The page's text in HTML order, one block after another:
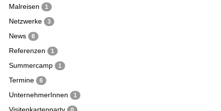
Malreisen 1
Netzwerke 3
News 8
Referenzen 1
Summercamp 1
Termine 6
UnternehmerInnen 1